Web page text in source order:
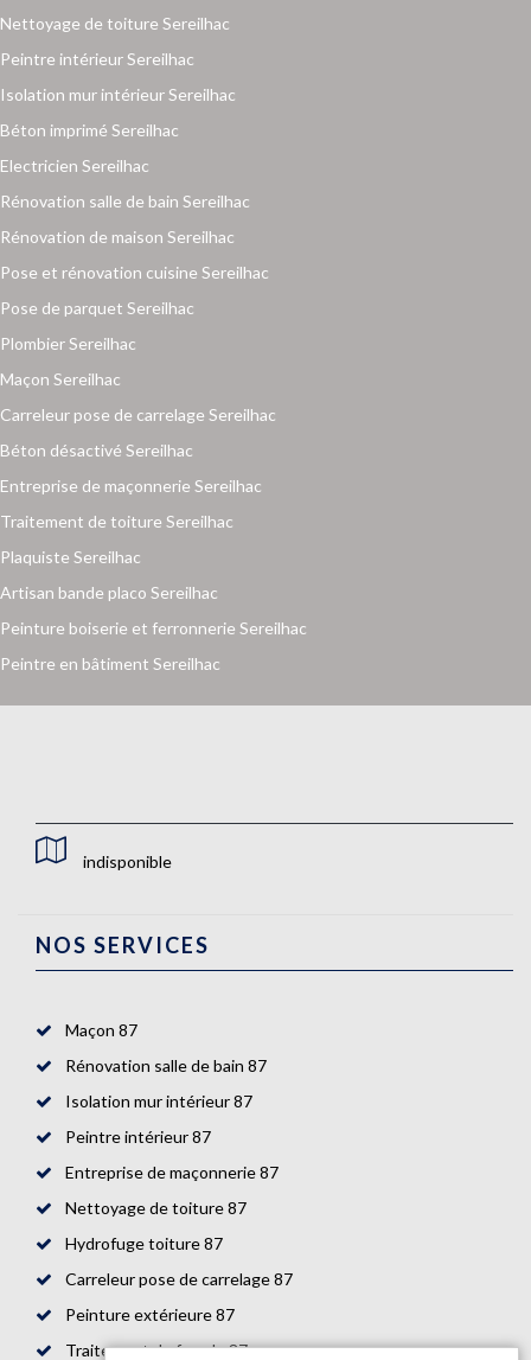
Nettoyage de toiture Sereilhac
Peintre intérieur Sereilhac
Isolation mur intérieur Sereilhac
Béton imprimé Sereilhac
Electricien Sereilhac
Rénovation salle de bain Sereilhac
Rénovation de maison Sereilhac
Pose et rénovation cuisine Sereilhac
Pose de parquet Sereilhac
Plombier Sereilhac
Maçon Sereilhac
Carreleur pose de carrelage Sereilhac
Béton désactivé Sereilhac
Entreprise de maçonnerie Sereilhac
Traitement de toiture Sereilhac
Plaquiste Sereilhac
Artisan bande placo Sereilhac
Peinture boiserie et ferronnerie Sereilhac
Peintre en bâtiment Sereilhac
indisponible
NOS SERVICES
Maçon 87
Rénovation salle de bain 87
Isolation mur intérieur 87
Peintre intérieur 87
Entreprise de maçonnerie 87
Nettoyage de toiture 87
Hydrofuge toiture 87
Carreleur pose de carrelage 87
Peinture extérieure 87
Traitement de façade 87